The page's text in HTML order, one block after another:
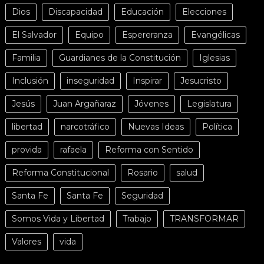
Dios Discapacidad Educación Elecciones
El Salvador Equipo Espereranza Evangélicas
Familia Guardianes de la Constitución Iglesias
Inclusión inseguridad Inspirar Jesucristo
Jesús Juan Argañaraz Jóvenes Legislatura
libertad narcotráfico Nuevas Ideas Política
provida rafaela Reforma con Sentido
Reforma Constitucional Rosario salud
Santa Fe Santa Fe Seguridad
Somos Vida y Libertad Trabajo TRANSFORMAR
Valores vida